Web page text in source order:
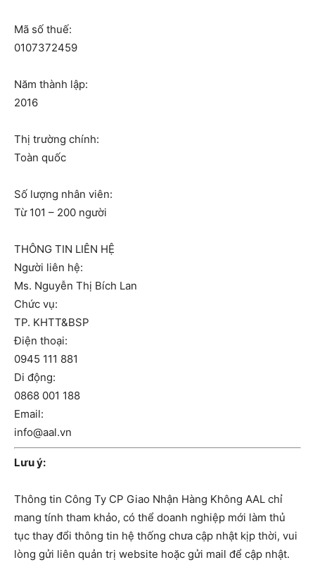
Mã số thuế:
0107372459
Năm thành lập:
2016
Thị trường chính:
Toàn quốc
Số lượng nhân viên:
Từ 101 – 200 người
THÔNG TIN LIÊN HỆ
Người liên hệ:
Ms. Nguyễn Thị Bích Lan
Chức vụ:
TP. KHTT&BSP
Điện thoại:
0945 111 881
Di động:
0868 001 188
Email:
info@aal.vn
Lưu ý:
Thông tin Công Ty CP Giao Nhận Hàng Không AAL chỉ
mang tính tham khảo, có thể doanh nghiệp mới làm thủ
tục thay đổi thông tin hệ thống chưa cập nhật kịp thời, vui
lòng gửi liên quản trị website hoặc gửi mail để cập nhật.